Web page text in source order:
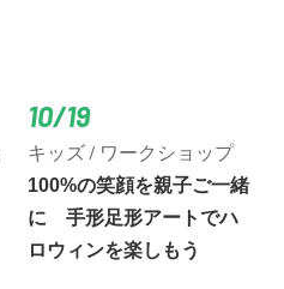
10/19
キッズ / ワークショップ
100%の笑顔を親子ご一緒
に 手形足形アートでハ
ロウィンを楽しもう